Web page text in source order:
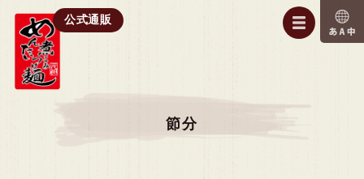
公式通販
節分